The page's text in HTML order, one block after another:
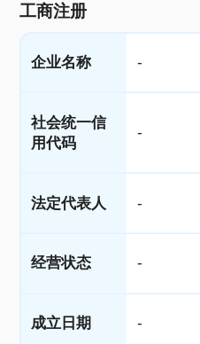
工商注册
企业名称 -
社会统一信
用代码
-
法定代表人 -
经营状态 -
成立日期 -